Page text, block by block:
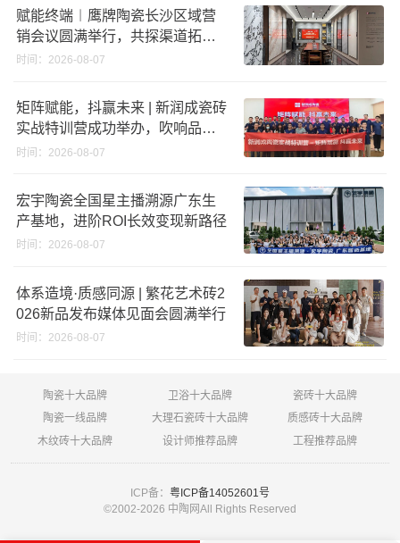
赋能终端︱鹰牌陶瓷长沙区域营
销会议圆满举行，共探渠道拓展
与门店升级新路径
时间：2026-08-07
矩阵赋能，抖赢未来 | 新润成瓷砖
实战特训营成功举办，吹响品牌
秋季营销冲锋号！
时间：2026-08-07
宏宇陶瓷全国星主播溯源广东生
产基地，进阶ROI长效变现新路径
时间：2026-08-07
体系造境·质感同源 | 繁花艺术砖2
026新品发布媒体见面会圆满举行
时间：2026-08-07
陶瓷十大品牌 卫浴十大品牌
瓷砖十大品牌
陶瓷一线品牌
大理石瓷砖十大品牌
质感砖十大品牌
木纹砖十大品牌
设计师推荐品牌 工程推荐品牌
ICP备： 粤ICP备14052601号
©2002-2026 中陶网All Rights Reserved